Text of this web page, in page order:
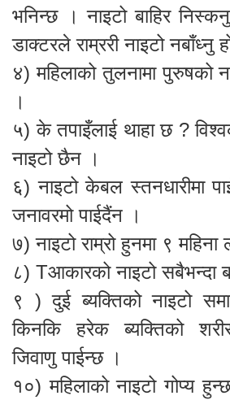
भनिन्छ । नाइटो बाहिर
डाक्टरले राम्ररी नाइटो नबाँध्नु
४) महिलाको तुलनामा पुरुषको
।
५) के तपाइँलाई थाहा छ ?
नाइटो छैन ।
६) नाइटो केबल स्तनधारीमा
जनावरमो पाईदैंन ।
७) नाइटो राम्रो हुनमा ९ महिना
८) Tआकारको नाइटो सबैभन्दा
९ ) दुई ब्यक्तिको नाइटो
किनकि हरेक ब्यक्तिको
जिवाणु पाईन्छ ।
१०) महिलाको नाइटो गोप्य